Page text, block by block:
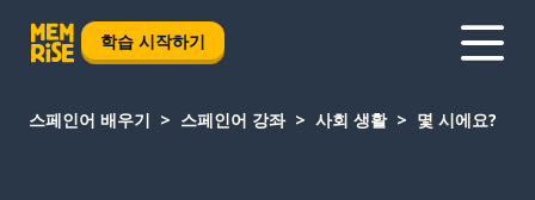
학습 시작하기
스페인어 배우기 스페인어 강좌 사회 생활 몇 시에요?